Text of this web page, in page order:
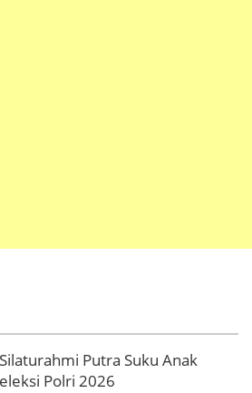
Putra Suku Anak
Polri 2026